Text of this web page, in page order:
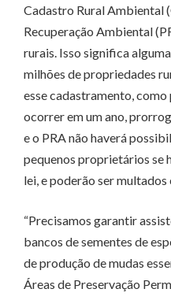
Cadastro Rural Ambiental
Recuperação Ambiental
rurais. Isso significa
milhões de propriedades
esse cadastramento,
ocorrer em um ano,
e o PRA não haverá
pequenos proprietários se
lei, e poderão ser multados
“Precisamos garantir
bancos de sementes de
de produção de mudas
Áreas de Preservação